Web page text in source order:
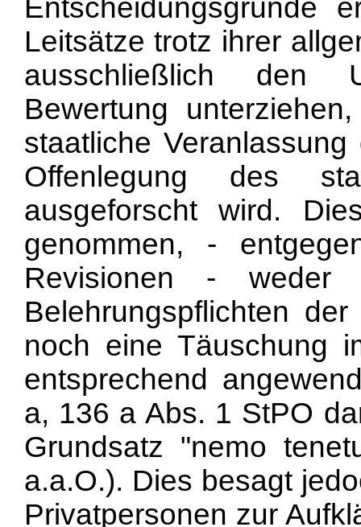
Entscheidungsgründe
Leitsätze trotz ihrer
ausschließlich den
Bewertung
staatliche
Offenlegung des
ausgeforscht wird.
genommen, -
Revisionen -
Belehrungspflichten
noch eine Täuschung
entsprechend
a, 136 a Abs. 1 StPO
Grundsatz "nemo
a.a.O.). Dies besagt
Privatpersonen zur